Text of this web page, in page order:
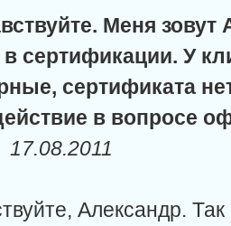
Меня
сертификации. У
сертификата
в вопросе
17.08.2011
Александр. Так